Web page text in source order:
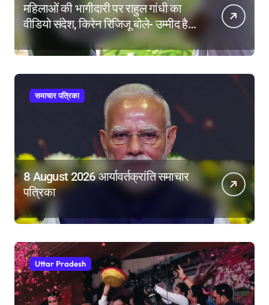
महिलाओं की भागीदारी पर राहुल गांधी का
वीडियो संदेश, किरेन रिजिजू बोले- उम्मीद है
महिला आरक्षण बिल का बिना शर्त करेंगे
समर्थन
समाचार पत्रिका
8 August 2026 आर्यावर्तक्रांति समाचार
पत्रिका
Uttar Pradesh